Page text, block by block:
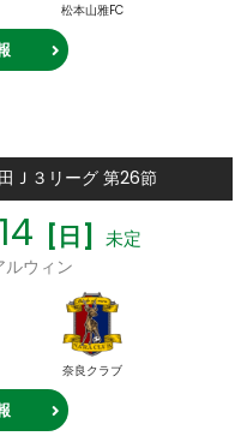
松本山雅FC
Ｊ３リーグ 第26節
[日] 未定
ウィン
奈良クラブ